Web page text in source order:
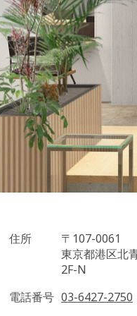
住所
〒107-0061
東京都港区北
2F-N
電話番号 03-6427-2750